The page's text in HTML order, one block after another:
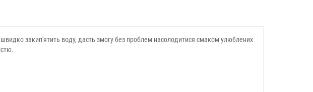
закип'ятить воду, дасть змогу без проблем насолодитися смаком улюблених